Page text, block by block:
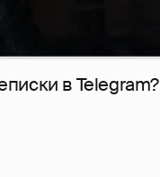
в Telegram?